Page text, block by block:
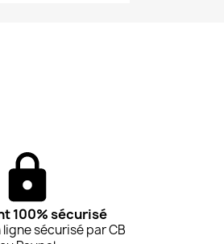
100% sécurisé
ligne sécurisé par CB